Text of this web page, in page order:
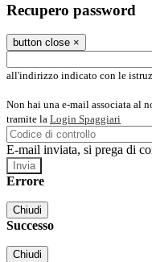
Recupero password
button close ×
all'indirizzo indicato con le
Non hai una e-mail associata al
tramite la Login Spaggiari
E-mail inviata, si prega di
Errore
Chiudi
Successo
Chiudi